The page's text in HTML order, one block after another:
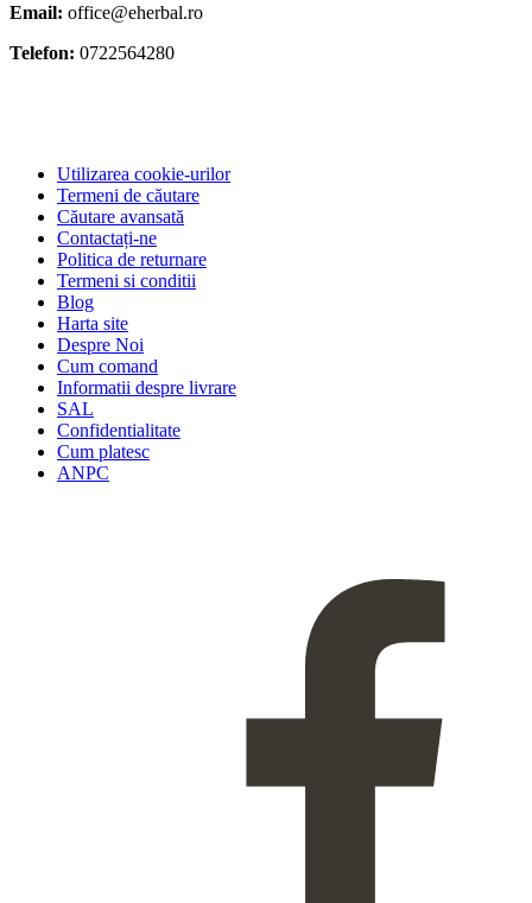
Email: office@eherbal.ro
Telefon: 0722564280
Utilizarea cookie-urilor
Termeni de căutare
Căutare avansată
Contactați-ne
Politica de returnare
Termeni si conditii
Blog
Harta site
Despre Noi
Cum comand
Informatii despre livrare
SAL
Confidentialitate
Cum platesc
ANPC